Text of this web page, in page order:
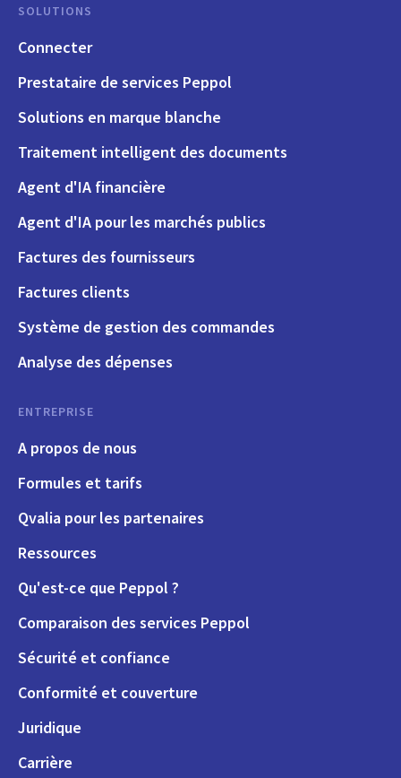
SOLUTIONS
Connecter
Prestataire de services Peppol
Solutions en marque blanche
Traitement intelligent des documents
Agent d'IA financière
Agent d'IA pour les marchés publics
Factures des fournisseurs
Factures clients
Système de gestion des commandes
Analyse des dépenses
ENTREPRISE
A propos de nous
Formules et tarifs
Qvalia pour les partenaires
Ressources
Qu'est-ce que Peppol ?
Comparaison des services Peppol
Sécurité et confiance
Conformité et couverture
Juridique
Carrière